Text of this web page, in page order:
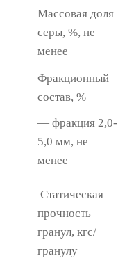
Массовая доля
серы, %, не
менее
Фракционный
состав, %
— фракция 2,0-
5,0 мм, не
менее
Статическая
прочность
гранул, кгс/
гранулу